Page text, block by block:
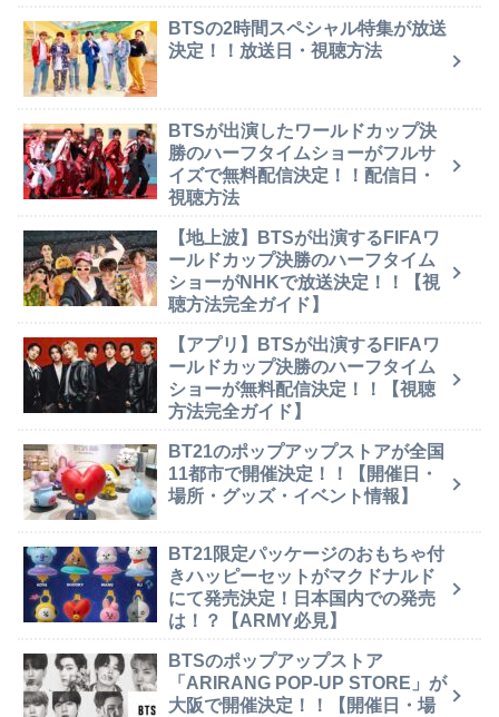
BTSの2時間スペシャル特集が放送
決定！！放送日・視聴方法
BTSが出演したワールドカップ決
勝のハーフタイムショーがフルサ
イズで無料配信決定！！配信日・
視聴方法
【地上波】BTSが出演するFIFAワ
ールドカップ決勝のハーフタイム
ショーがNHKで放送決定！！【視
聴方法完全ガイド】
【アプリ】BTSが出演するFIFAワ
ールドカップ決勝のハーフタイム
ショーが無料配信決定！！【視聴
方法完全ガイド】
BT21のポップアップストアが全国
11都市で開催決定！！【開催日・
場所・グッズ・イベント情報】
BT21限定パッケージのおもちゃ付
きハッピーセットがマクドナルド
にて発売決定！日本国内での発売
は！？【ARMY必見】
BTSのポップアップストア
「ARIRANG POP-UP STORE」が
大阪で開催決定！！【開催日・場